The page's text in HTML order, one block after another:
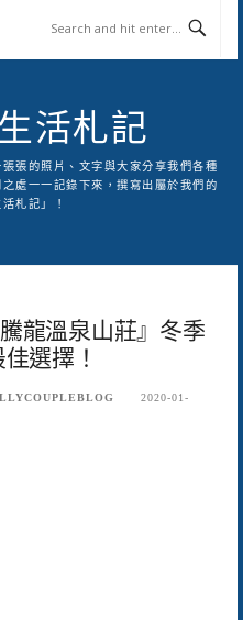
活札記
張的照片、文字與大家分享我們各種
處一一記錄下來，撰寫出屬於我們的
札記」！
龍溫泉山莊』冬季
選擇！
2020-01-